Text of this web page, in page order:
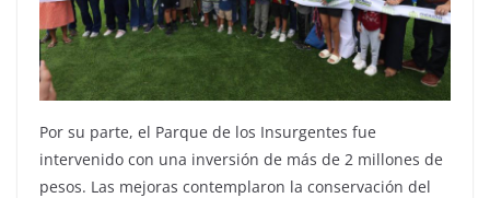
Por su parte, el Parque de los Insurgentes fue
intervenido con una inversión de más de 2 millones de
pesos. Las mejoras contemplaron la conservación del